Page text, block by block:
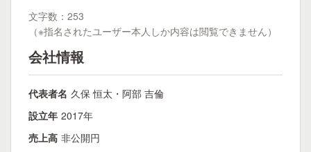
文字数：253
（※指名されたユーザー本人しか内容は閲覧できません）
会社情報
代表者名 久保 恒太・阿部 吉倫
設立年 2017年
売上高 非公開円